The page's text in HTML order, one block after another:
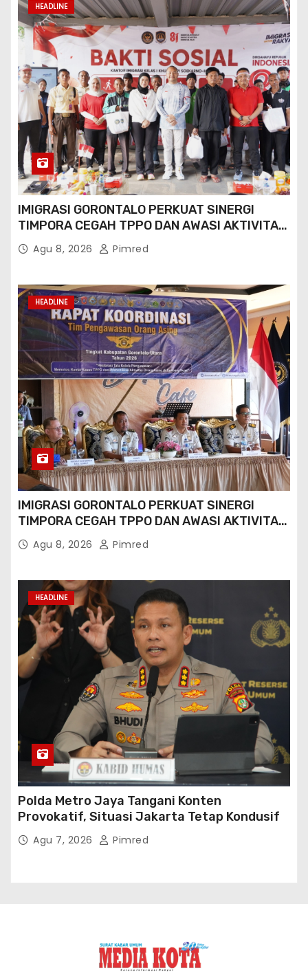
HEADLINE
IMIGRASI GORONTALO PERKUAT SINERGI
TIMPORA CEGAH TPPO DAN AWASI AKTIVITAS
ORANG ASING DI GORONTALO UTARA
Agu 8, 2026 Pimred
HEADLINE
IMIGRASI GORONTALO PERKUAT SINERGI
TIMPORA CEGAH TPPO DAN AWASI AKTIVITAS
ORANG ASING DI GORONTALO UTARA
Agu 8, 2026 Pimred
HEADLINE
Polda Metro Jaya Tangani Konten
Provokatif, Situasi Jakarta Tetap Kondusif
Agu 7, 2026 Pimred